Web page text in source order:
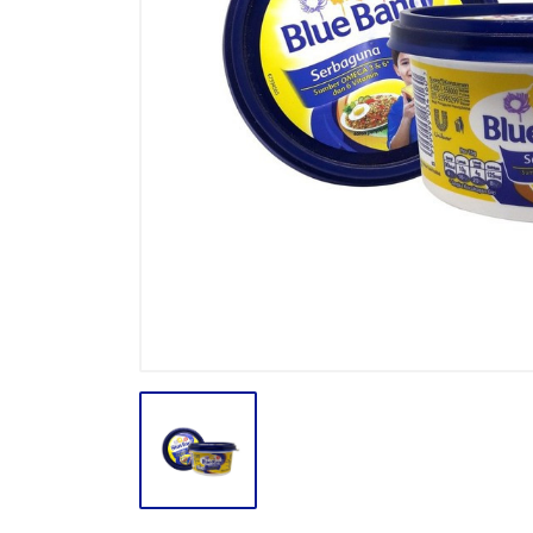
BODY CARE
BREAKFAST
CONFECTIONARY CANDY
CONFECTIONARY COKLAT
INSEKTISIDA